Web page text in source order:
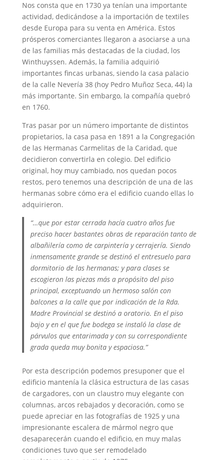
Nos consta que en 1730 ya tenían una importante
actividad, dedicándose a la importación de textiles
desde Europa para su venta en América. Estos
prósperos comerciantes llegaron a asociarse a una
de las familias más destacadas de la ciudad, los
Winthuyssen. Además, la familia adquirió
importantes fincas urbanas, siendo la casa palacio
de la calle Nevería 38 (hoy Pedro Muñoz Seca, 44) la
más importante. Sin embargo, la compañía quebró
en 1760.
Tras pasar por un número importante de distintos
propietarios, la casa pasa en 1891 a la Congregación
de las Hermanas Carmelitas de la Caridad, que
decidieron convertirla en colegio. Del edificio
original, hoy muy cambiado, nos quedan pocos
restos, pero tenemos una descripción de una de las
hermanas sobre cómo era el edificio cuando ellas lo
adquirieron.
“…que por estar cerrada hacía cuatro años fue
preciso hacer bastantes obras de reparación tanto de
albañilería como de carpintería y cerrajería. Siendo
inmensamente grande se destinó el entresuelo para
dormitorio de las hermanas; y para clases se
escogieron las piezas más a propósito del piso
principal, exceptuando un hermoso salón con
balcones a la calle que por indicación de la Rda.
Madre Provincial se destinó a oratorio. En el piso
bajo y en el que fue bodega se instaló la clase de
párvulos que entarimada y con su correspondiente
grada queda muy bonita y espaciosa.”
Por esta descripción podemos presuponer que el
edificio mantenía la clásica estructura de las casas
de cargadores, con un claustro muy elegante con
columnas, arcos rebajados y decoración, como se
puede apreciar en las fotografías de 1925 y una
impresionante escalera de mármol negro que
desaparecerán cuando el edificio, en muy malas
condiciones tuvo que ser remodelado